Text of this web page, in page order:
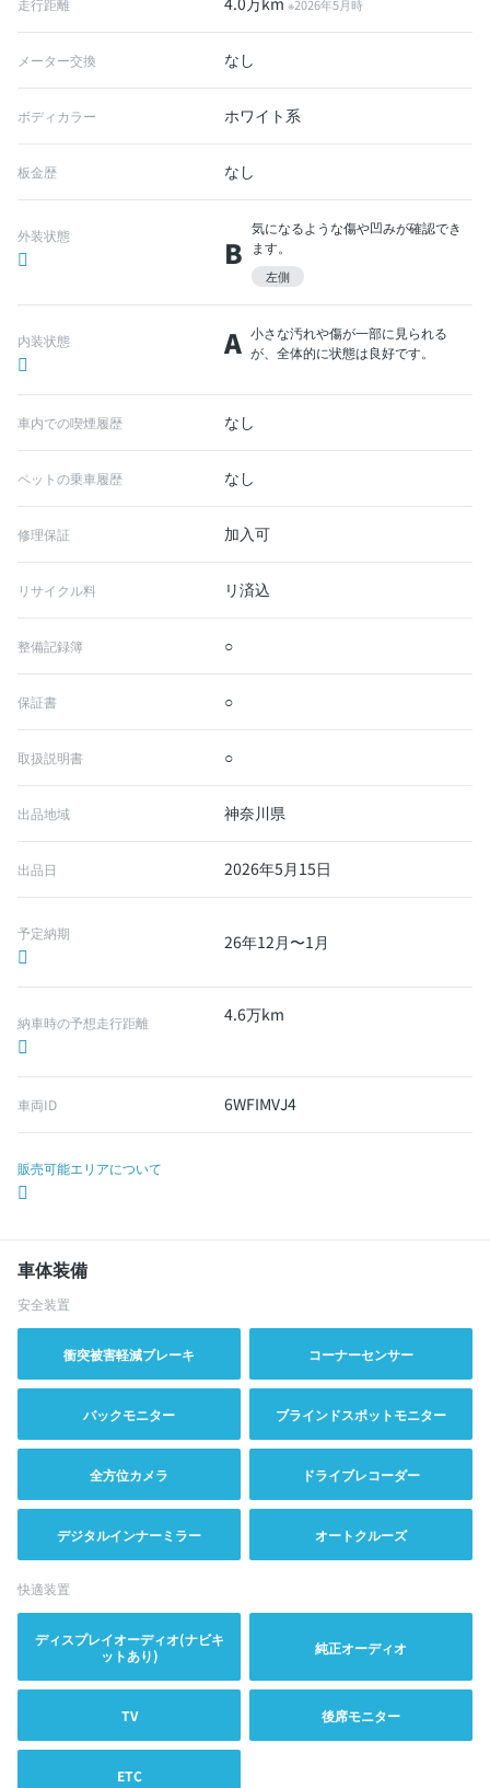
走行距離 ※2026年5月時
メーター交換 なし
ボディカラー ホワイト系
板金歴 なし
外装状態 B
気になるような傷や凹みが確認でき
ます。
左側
内装状態 A 小さな汚れや傷が一部に見られる
が、全体的に状態は良好です。
車内での喫煙履歴 なし
ペットの乗車履歴 なし
修理保証 加入可
リサイクル料 リ済込
整備記録簿 ○
保証書 ○
取扱説明書 ○
出品地域 神奈川県
出品日 2026年5月15日
予定納期 26年12月〜1月
納車時の予想走行距離 4.6万km
車両ID 6WFIMVJ4
販売可能エリアについて
車体装備
安全装置
衝突被害軽減ブレーキ コーナーセンサー
バックモニター ブラインドスポットモニター
全方位カメラ ドライブレコーダー
デジタルインナーミラー オートクルーズ
快適装置
ディスプレイオーディオ(ナビキ
ットあり)
純正オーディオ
TV 後席モニター
ETC